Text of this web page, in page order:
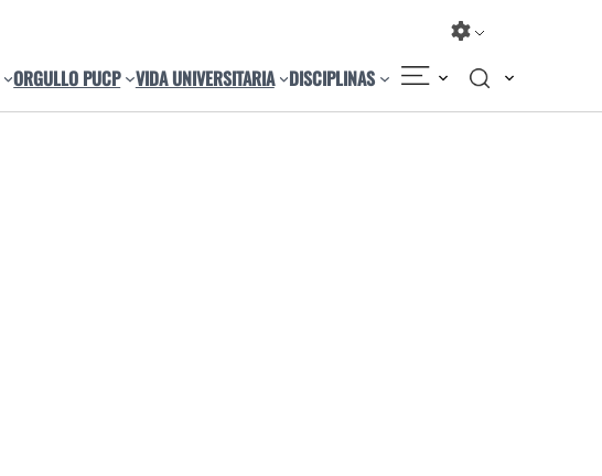
ORGULLO PUCP VIDA UNIVERSITARIA DISCIPLINAS